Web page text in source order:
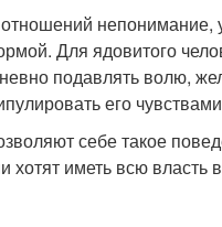
непонимание,
Для ядовитого
подавлять волю,
его
себе такое
хотят иметь всю власть